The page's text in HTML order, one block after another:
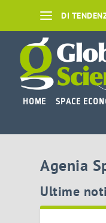
DI
HOME SPACE
Agenia
Ultime